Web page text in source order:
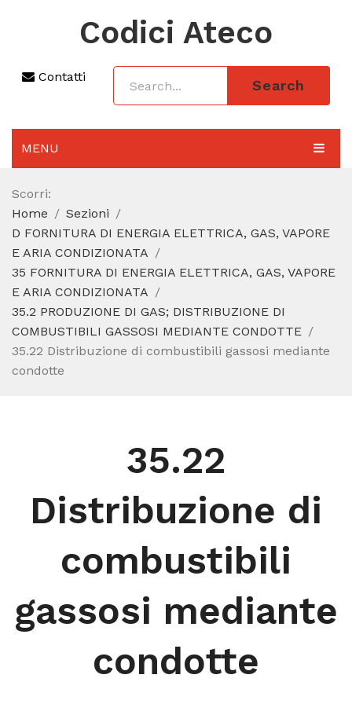
Codici Ateco
Contatti
Search
MENU
AGGIORNAMENTO 2025
SEZIONI
CODICE ATECO A COSA SERVE
CODICE FISCALE
Scorri:
Home
Sezioni
D FORNITURA DI ENERGIA ELETTRICA, GAS, VAPORE
E ARIA CONDIZIONATA
35 FORNITURA DI ENERGIA ELETTRICA, GAS, VAPORE
E ARIA CONDIZIONATA
35.2 PRODUZIONE DI GAS; DISTRIBUZIONE DI
COMBUSTIBILI GASSOSI MEDIANTE CONDOTTE
35.22 Distribuzione di combustibili gassosi mediante
condotte
35.22
Distribuzione di
combustibili
gassosi mediante
condotte